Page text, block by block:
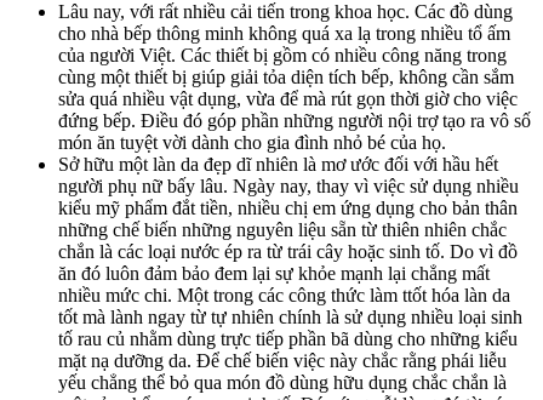
Lâu nay, với rất nhiều cải tiến trong khoa học. Các đồ dùng
cho nhà bếp thông minh không quá xa lạ trong nhiều tổ ấm
của người Việt. Các thiết bị gồm có nhiều công năng trong
cùng một thiết bị giúp giải tỏa diện tích bếp, không cần sắm
sửa quá nhiều vật dụng, vừa để mà rút gọn thời giờ cho việc
đứng bếp. Điều đó góp phần những người nội trợ tạo ra vô số
món ăn tuyệt vời dành cho gia đình nhỏ bé của họ.
Sở hữu một làn da đẹp dĩ nhiên là mơ ước đối với hầu hết
người phụ nữ bấy lâu. Ngày nay, thay vì việc sử dụng nhiều
kiểu mỹ phẩm đắt tiền, nhiều chị em ứng dụng cho bản thân
những chế biến những nguyên liệu sẵn từ thiên nhiên chắc
chắn là các loại nước ép ra từ trái cây hoặc sinh tố. Do vì đồ
ăn đó luôn đảm bảo đem lại sự khỏe mạnh lại chẳng mất
nhiều mức chi. Một trong các công thức làm ttốt hóa làn da
tốt mà lành ngay từ tự nhiên chính là sử dụng nhiều loại sinh
tố rau củ nhằm dùng trực tiếp phần bã dùng cho những kiểu
mặt nạ dưỡng da. Để chế biến việc này chắc rằng phái liễu
yếu chẳng thể bỏ qua món đồ dùng hữu dụng chắc chắn là